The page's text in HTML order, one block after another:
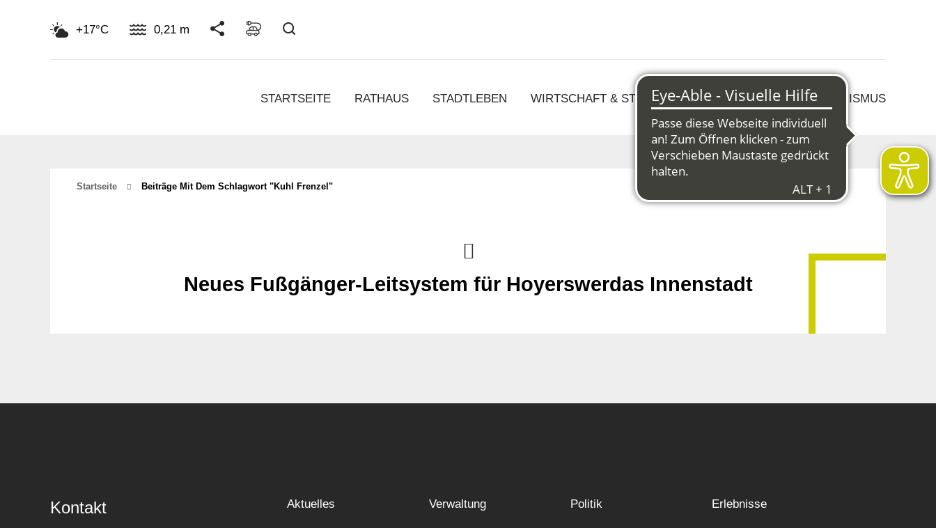
+17°C 0,21 m
STARTSEITE RATHAUS STADTLEBEN WIRTSCHAFT & STRUKTURWANDEL KULTUR & TOURISMUS
Startseite Beiträge Mit Dem Schlagwort "kuhl Frenzel"
Neues Fußgänger-Leitsystem für Hoyerswerdas Innenstadt
Kontakt Aktuelles Verwaltung Politik Erlebnisse